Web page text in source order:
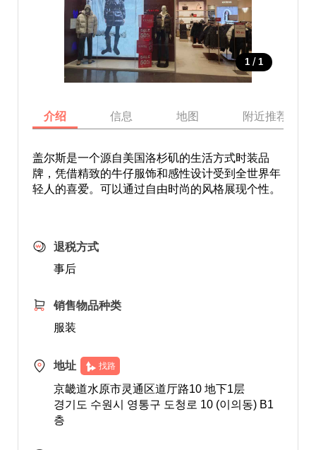
1 / 1
介绍 信息 地图 附近推荐景点
盖尔斯是一个源自美国洛杉矶的生活方式时装品
牌，凭借精致的牛仔服饰和感性设计受到全世界年
轻人的喜爱。可以通过自由时尚的风格展现个性。
退税方式
事后
销售物品种类
服装
地址 找路
京畿道水原市灵通区道厅路10 地下1层
경기도 수원시 영통구 도청로 10 (이의동) B1
층